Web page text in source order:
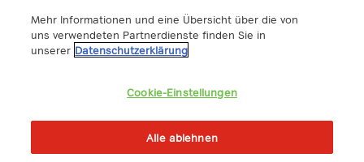
Akenes SA
https://www.exoscale.com/
Mehr Informationen und eine Übersicht über die von
uns verwendeten Partnerdienste finden Sie in
unserer Datenschutzerklärung
Cookie-Einstellungen
Alle ablehnen